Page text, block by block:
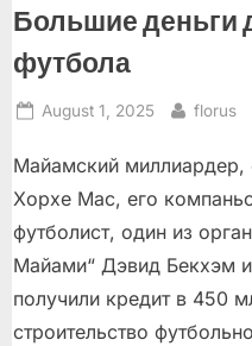
Большие деньги
футбола
Posted
August 1, 2025 By
florus
Майамский миллиардер,
Хорхе Мас, его
футболист, один из
Майами“ Дэвид Бекхэм
получили кредит в 450
строительство